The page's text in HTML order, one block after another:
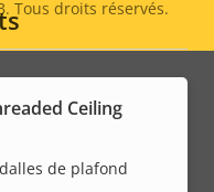
Ceiling
de plafond
Tous droits réservés.